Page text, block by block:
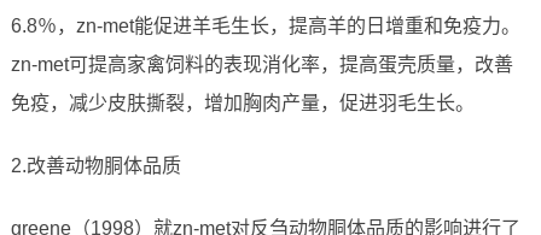
6.8％，zn-met能促进羊毛生长，提高羊的日增重和免疫力。
zn-met可提高家禽饲料的表现消化率，提高蛋壳质量，改善
免疫，减少皮肤撕裂，增加胸肉产量，促进羽毛生长。
2.改善动物胴体品质
greene（1998）就zn-met对反刍动物胴体品质的影响进行了